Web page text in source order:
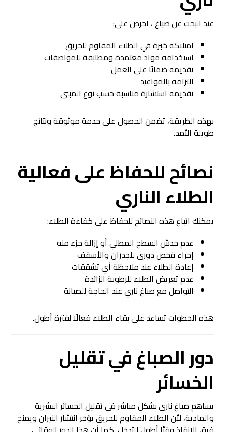
عند البحث عن صباغ ، احرص على:
امتلاكه خبرة في الطلاء المقاوم للحريق
استخدامه مواد معتمدة ومطابقة للمواصفات
تقديمه ضمانًا على العمل
التزامه بالمواعيد
تقديمه استشارة مناسبة حسب نوع المبنى
بهذه الطريقة، تضمن الحصول على خدمة موثوقة ونتائج
طويلة الأمد.
نصائح للحفاظ على فعالية
الطلاء الناري
يمكنك اتباع هذه النصائح للحفاظ على كفاءة الطلاء:
عدم خدش السطح المطلي أو إزالة جزء منه
إجراء فحص دوري للجدران والأسقف
إعادة الطلاء عند ملاحظة أي تشققات
عدم تعريض الطلاء للرطوبة الزائدة
التواصل مع صباغ ناري عند الحاجة للصيانة
هذه الخطوات تساعد على بقاء الطلاء فعالًا لفترة أطول.
دور الصباغ في تقليل
الخسائر
يساهم صباغ ناري بشكل مباشر في تقليل الخسائر البشرية
والمادية، لأن الطلاء المقاوم للحريق يؤخر انتشار النيران ويمنح